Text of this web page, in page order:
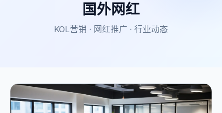
国外网红
KOL营销 · 网红推广 · 行业动态